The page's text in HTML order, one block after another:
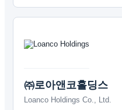
㈜로아앤코홀딩스
Loanco Holdings Co., Ltd.